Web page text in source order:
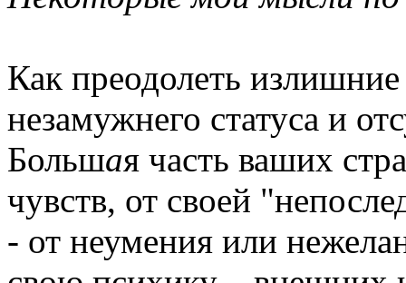
Как преодолеть
незамужнего статуса и
Большая часть ваших
чувств, от своей
- от неумения или